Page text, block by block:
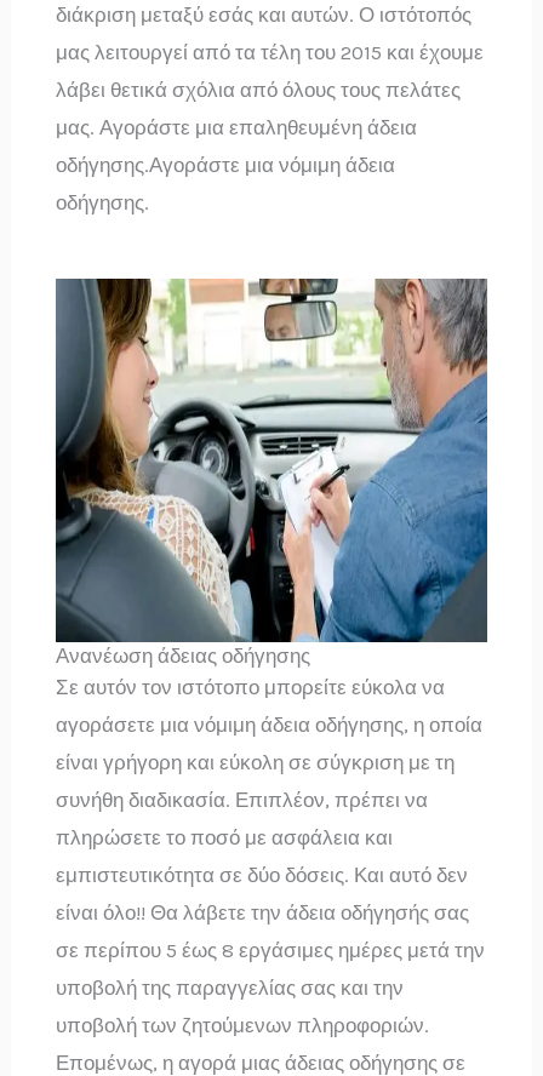
διάκριση μεταξύ εσάς και αυτών. Ο ιστότοπός
μας λειτουργεί από τα τέλη του 2015 και έχουμε
λάβει θετικά σχόλια από όλους τους πελάτες
μας. Αγοράστε μια επαληθευμένη άδεια
οδήγησης.Αγοράστε μια νόμιμη άδεια
οδήγησης.
Ανανέωση άδειας οδήγησης
Σε αυτόν τον ιστότοπο μπορείτε εύκολα να
αγοράσετε μια νόμιμη άδεια οδήγησης, η οποία
είναι γρήγορη και εύκολη σε σύγκριση με τη
συνήθη διαδικασία. Επιπλέον, πρέπει να
πληρώσετε το ποσό με ασφάλεια και
εμπιστευτικότητα σε δύο δόσεις. Και αυτό δεν
είναι όλο!! Θα λάβετε την άδεια οδήγησής σας
σε περίπου 5 έως 8 εργάσιμες ημέρες μετά την
υποβολή της παραγγελίας σας και την
υποβολή των ζητούμενων πληροφοριών.
Επομένως, η αγορά μιας άδειας οδήγησης σε